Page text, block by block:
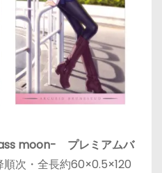
moon- プレミアムバ
次・全長約60×0.5×120